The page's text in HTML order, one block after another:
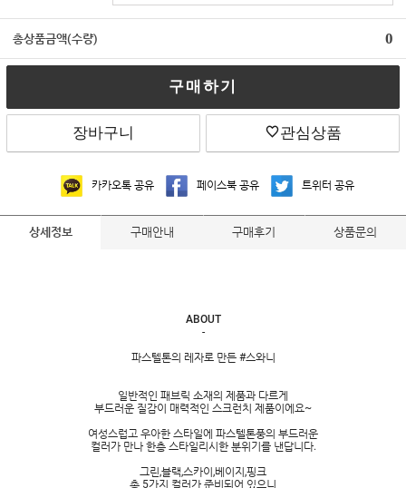
총상품금액(수량) 0
구매하기
장바구니 관심상품
카카오톡 공유 페이스북 공유 트위터 공유
상세정보 구매안내 구매후기 상품문의
ABOUT
-
파스텔톤의 레자로 만든 #스와니
일반적인 패브릭 소재의 제품과 다르게
부드러운 질감이 매력적인 스크런치 제품이에요~
여성스럽고 우아한 스타일에 파스텔톤풍의 부드러운
컬러가 만나 한층 스타일리시한 분위기를 낸답니다.
그린,블랙,스카이,베이지,핑크
총 5가지 컬러가 준비되어 있으니